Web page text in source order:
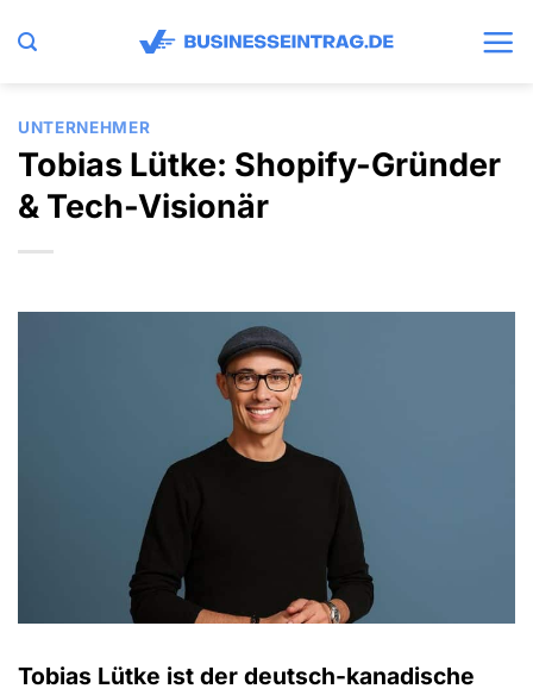
Inhalt
UNTERNEHMER
Tobias Lütke: Shopify-Gründer
& Tech-Visionär
Tobias Lütke ist der deutsch-kanadische